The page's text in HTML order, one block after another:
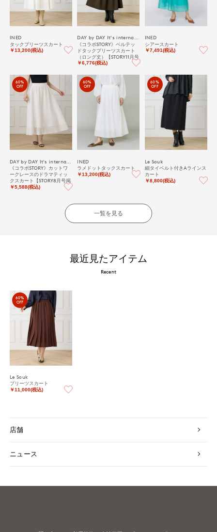
INED
タックプリーツスカート
￥13,200(税込)
《コラボSTORY》ベルテッ
ドタックプリーツスカート
（ロング丈）【STORY11月号
掲載】
￥6,776(税込)
INED
シアースカート
￥7,491(税込)
60%
OFF
《コラボSTORY》カットワ
ークレースのドラマティッ
クスカート【STORY8月号掲
載】
￥5,588(税込)
60%
OFF
INED
ラメドットタックスカート
￥13,200(税込)
60%
OFF
Le Souk
細タイベルト付きAラインス
カート
￥8,800(税込)
一覧を見る
最近見たアイテム
Recent
60%
OFF
Le Souk
プリーツスカート
￥11,000(税込)
店舗
ニュース